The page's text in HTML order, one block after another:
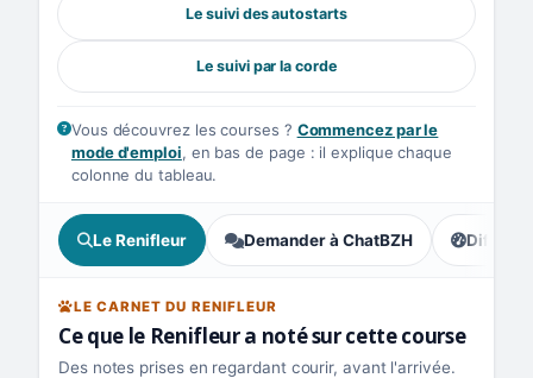
Le suivi des autostarts
Le suivi par la corde
Vous découvrez les courses ? Commencez par le
mode d'emploi, en bas de page : il explique chaque
colonne du tableau.
Le Renifleur Demander à ChatBZH ,
LE CARNET DU RENIFLEUR
Ce que le Renifleur a noté sur cette course
Des notes prises en regardant courir, avant l'arrivée.